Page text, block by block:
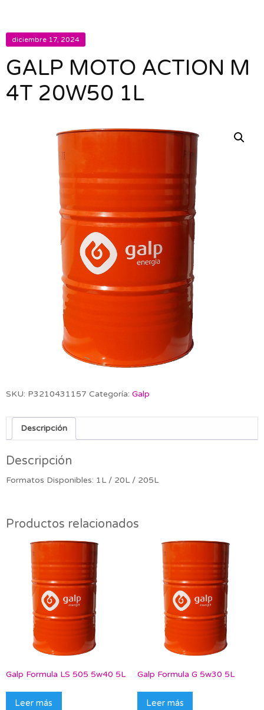
diciembre 17, 2024
GALP MOTO ACTION M
4T 20W50 1L
SKU: P3210431157 Categoría: Galp
Descripción
Descripción
Formatos Disponibles: 1L / 20L / 205L
Productos relacionados
Galp Formula LS 505 5w40 5L
Leer más
Galp Formula G 5w30 5L
Leer más